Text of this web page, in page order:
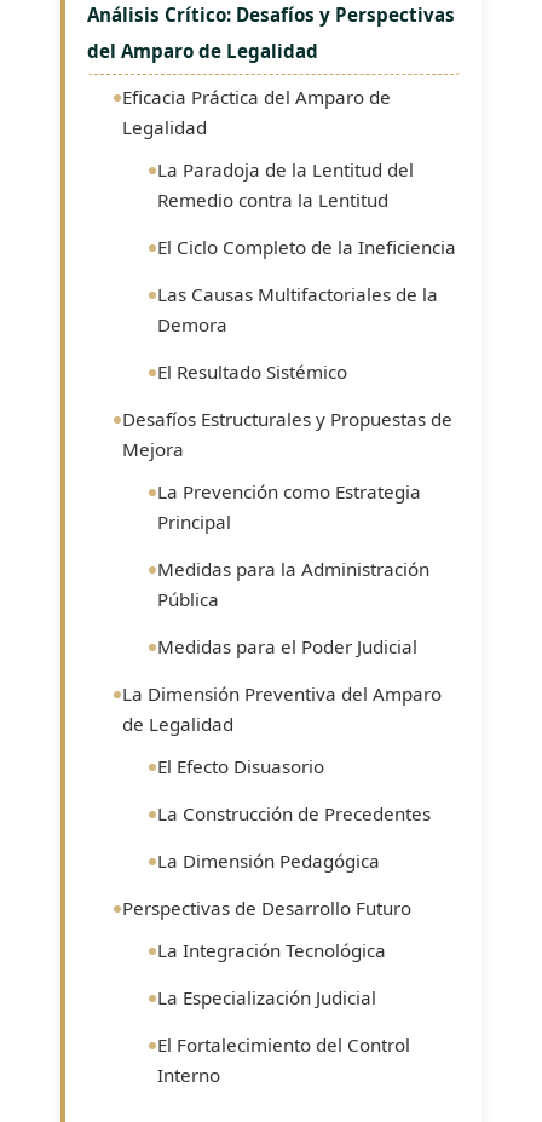
Análisis Crítico: Desafíos y Perspectivas
del Amparo de Legalidad
Eficacia Práctica del Amparo de
Legalidad
La Paradoja de la Lentitud del
Remedio contra la Lentitud
El Ciclo Completo de la Ineficiencia
Las Causas Multifactoriales de la
Demora
El Resultado Sistémico
Desafíos Estructurales y Propuestas de
Mejora
La Prevención como Estrategia
Principal
Medidas para la Administración
Pública
Medidas para el Poder Judicial
La Dimensión Preventiva del Amparo
de Legalidad
El Efecto Disuasorio
La Construcción de Precedentes
La Dimensión Pedagógica
Perspectivas de Desarrollo Futuro
La Integración Tecnológica
La Especialización Judicial
El Fortalecimiento del Control
Interno